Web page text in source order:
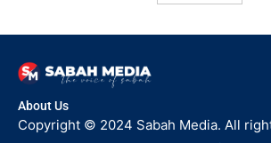
About Us
Copyright © 2024 Sabah Media. All